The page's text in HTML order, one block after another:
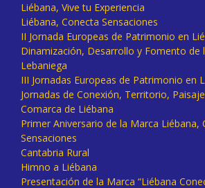
Liébana, Vive tu Experiencia
Liébana, Conecta Sensaciones
II Jornada Europeas de Patrimonio en
Dinamización, Desarrollo y Fomento de
Lebaniega
III Jornadas Europeas de Patrimonio en
Jornadas de Conexión, Territorio,
Comarca de Liébana
Primer Aniversario de la Marca Liébana,
Sensaciones
Cantabria Rural
Himno a Liébana
Presentación de la Marca “Liébana